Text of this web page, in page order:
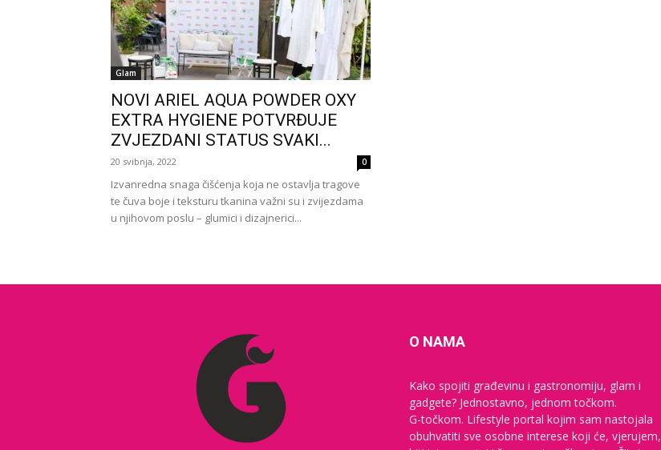
Glam
NOVI ARIEL AQUA POWDER OXY
EXTRA HYGIENE POTVRĐUJE
ZVJEZDANI STATUS SVAKI...
20 svibnja, 2022 0
Izvanredna snaga čišćenja koja ne ostavlja tragove
te čuva boje i teksturu tkanina važni su i zvijezdama
u njihovom poslu – glumici i dizajnerici...
O NAMA
Kako spojiti građevinu i gastronomiju, glam i
gadgete? Jednostavno, jednom točkom.
G-točkom. Lifestyle portal kojim sam nastojala
obuhvatiti sve osobne interese koji će, vjerujem,